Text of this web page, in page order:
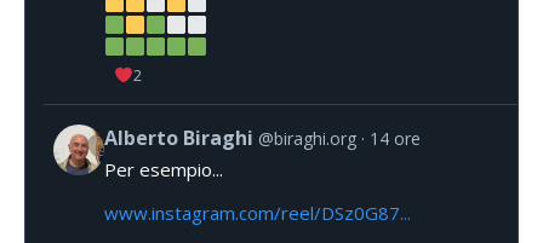
2
Alberto Biraghi @biraghi.org 14 ore
Per esempio...
www.instagram.com/reel/DSz0G87...